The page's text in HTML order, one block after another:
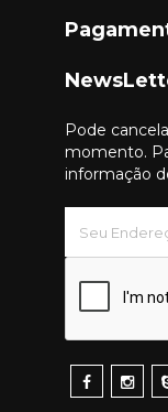
Pode
momento.
informação